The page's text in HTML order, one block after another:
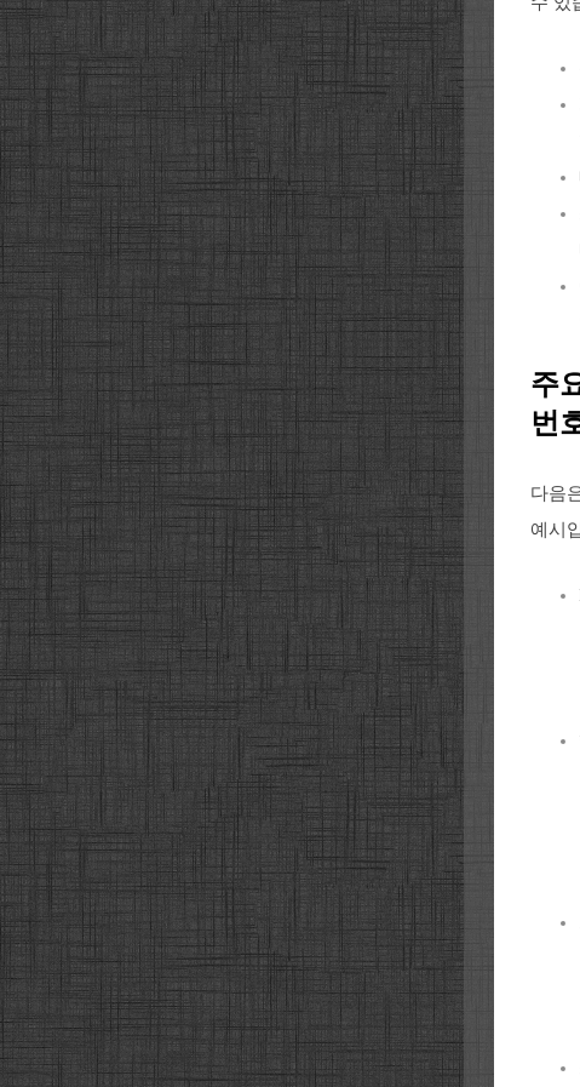
주
번
다음
예시